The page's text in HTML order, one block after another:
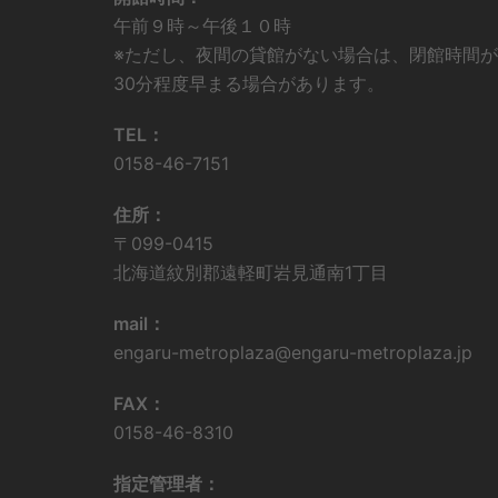
午前９時～午後１０時
※ただし、夜間の貸館がない場合は、閉館時間が
30分程度早まる場合があります。
TEL：
0158-46-7151
住所：
〒099-0415
北海道紋別郡遠軽町岩見通南1丁目
mail：
engaru-metroplaza@engaru-metroplaza.jp
FAX：
0158-46-8310
指定管理者：